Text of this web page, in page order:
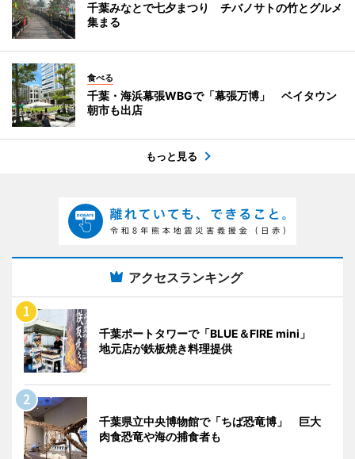
千葉みなとで七夕まつり チバノサトの竹とグルメ
集まる
食べる
千葉・海浜幕張WBGで「幕張万博」 ベイタウン
朝市も出店
もっと見る
アクセスランキング
千葉ポートタワーで「BLUE＆FIRE mini」
地元店が鉄板焼き料理提供
千葉県立中央博物館で「ちば恐竜博」 巨大
肉食恐竜や海の捕食者も